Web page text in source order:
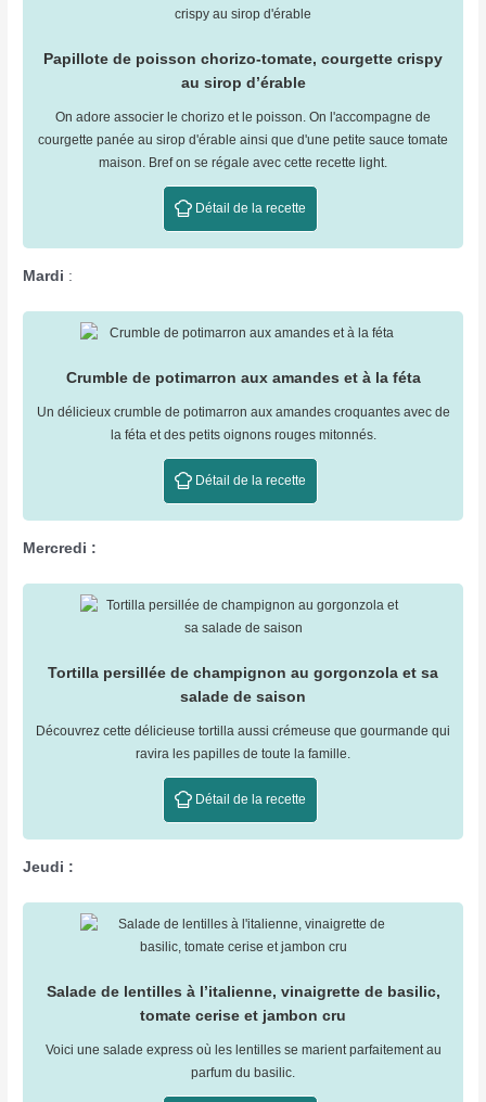
Papillote de poisson chorizo-tomate, courgette crispy
au sirop d’érable
On adore associer le chorizo et le poisson. On l'accompagne de
courgette panée au sirop d'érable ainsi que d'une petite sauce tomate
maison. Bref on se régale avec cette recette light.
Détail de la recette
Mardi :
Crumble de potimarron aux amandes et à la féta
Un délicieux crumble de potimarron aux amandes croquantes avec de
la féta et des petits oignons rouges mitonnés.
Détail de la recette
Mercredi :
Tortilla persillée de champignon au gorgonzola et sa
salade de saison
Découvrez cette délicieuse tortilla aussi crémeuse que gourmande qui
ravira les papilles de toute la famille.
Détail de la recette
Jeudi :
Salade de lentilles à l’italienne, vinaigrette de basilic,
tomate cerise et jambon cru
Voici une salade express où les lentilles se marient parfaitement au
parfum du basilic.